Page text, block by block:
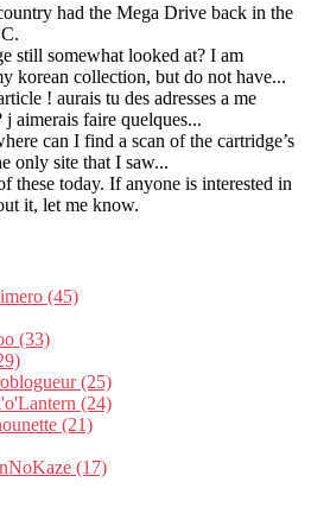
had the Mega Drive back in the
.
still somewhat looked at? I am
korean collection, but do not have...
! aurais tu des adresses a me
j aimerais faire quelques...
can I find a scan of the cartridge’s
only site that I saw...
these today. If anyone is interested in
it, let me know.
(45)
(33)
(25)
(24)
(21)
(17)